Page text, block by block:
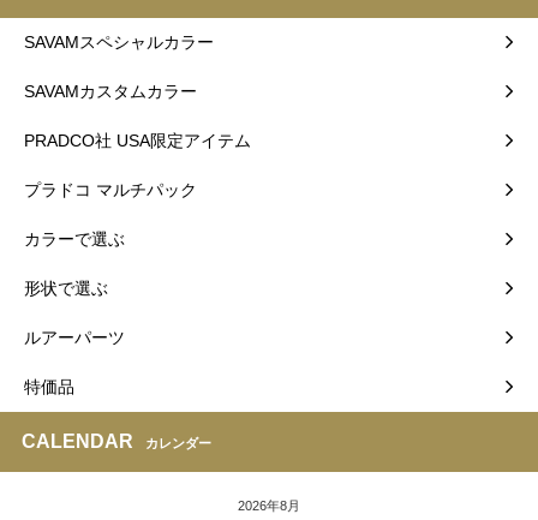
SAVAMスペシャルカラー
SAVAMカスタムカラー
PRADCO社 USA限定アイテム
プラドコ マルチパック
カラーで選ぶ
形状で選ぶ
ルアーパーツ
特価品
CALENDAR カレンダー
2026年8月